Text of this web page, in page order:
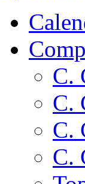
C.
C.
C.
C.